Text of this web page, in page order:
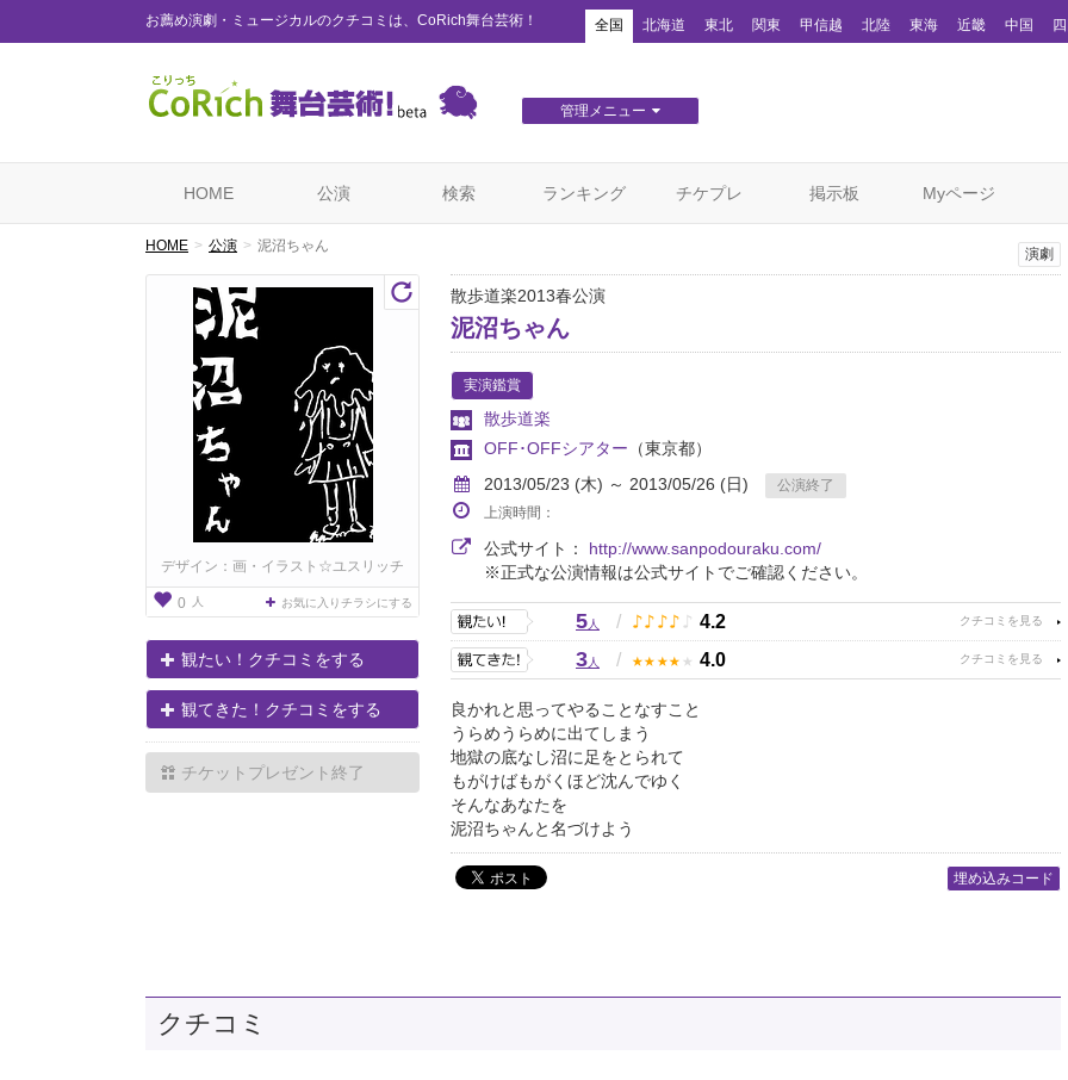
お薦め演劇・ミュージカルのクチコミは、CoRich舞台芸術！ 全国 北海道 東北 関東 甲信越 北陸 東海 近畿 中国
管理メニュー
HOME 公演 検索 ランキング チケプレ 掲示板 Myページ
HOME 公演 泥沼ちゃん
デザイン：画・イラスト☆ユスリッチ
0 人 お気に入りチラシにする
観たい！クチコミをする
観てきた！クチコミをする
チケットプレゼント終了
演劇
散歩道楽2013春公演
泥沼ちゃん
実演鑑賞
散歩道楽
OFF･OFFシアター （東京都）
2013/05/23 (木) ～ 2013/05/26 (日)
公演終了
上演時間：
公式サイト： http://www.sanpodouraku.com/
※正式な公演情報は公式サイトでご確認ください。
5人 / ♪ ♪ ♪ ♪ ♪ 4.2
3人 / ★ ★ ★ ★ ★ 4.0
良かれと思ってやることなすこと
うらめうらめに出てしまう
地獄の底なし沼に足をとられて
もがけばもがくほど沈んでゆく
そんなあなたを
泥沼ちゃんと名づけよう
埋め込みコード
クチコミ